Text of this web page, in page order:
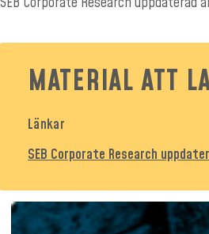
MATERIAL ATT
Länkar
SEB Corporate Research